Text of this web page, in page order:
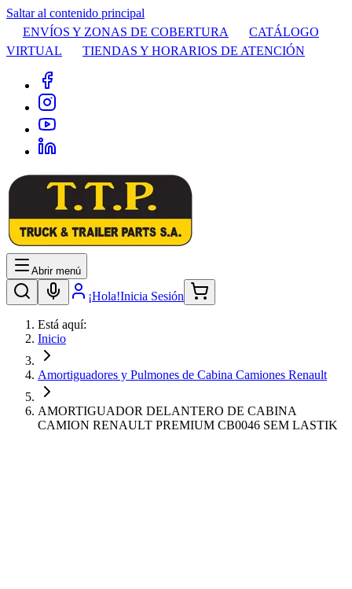
Saltar al contenido principal
ENVÍOS Y ZONAS DE COBERTURA
CATÁLOGO
VIRTUAL
TIENDAS Y HORARIOS DE ATENCIÓN
Abrir menú
¡Hola!Inicia Sesión
Está aquí:
Inicio
Amortiguadores y Pulmones de Cabina Camiones Renault
AMORTIGUADOR DELANTERO DE CABINA
CAMION RENAULT PREMIUM CB0046 SEM LASTIK